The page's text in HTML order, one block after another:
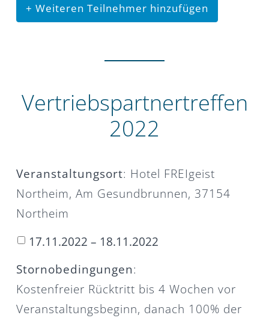
+ Weiteren Teilnehmer hinzufügen
Vertriebspartnertreffen
2022
Veranstaltungsort: Hotel FREIgeist
Northeim, Am Gesundbrunnen, 37154
Northeim
17.11.2022 – 18.11.2022
Stornobedingungen:
Kostenfreier Rücktritt bis 4 Wochen vor
Veranstaltungsbeginn, danach 100% der